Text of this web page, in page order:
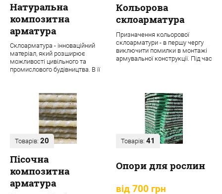
Натуральна
композитна
арматура
Склоарматура - інноваційний
матеріал, який розширює
можливості цивільного та
промислового будівництва. В її
Кольорова
склоарматура
Призначення кольорової
склоарматури - в першу чергу
виключити помилки в монтажі
армувальної конструкції. Під час
Товарів: 20
Пісочна
композитна
арматура
Товарів: 41
Опори для рослин
від 700 грн